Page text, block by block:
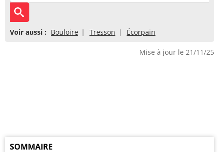
Voir aussi : Bouloire Tresson Écorpain
Mise à jour le 21/11/25
SOMMAIRE